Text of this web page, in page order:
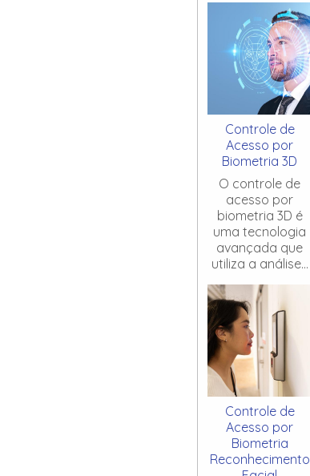
Controle de
Acesso por
Biometria 3D
O controle de
acesso por
biometria 3D é
uma tecnologia
avançada que
utiliza a análise...
Controle de
Acesso por
Biometria
Reconhecimento